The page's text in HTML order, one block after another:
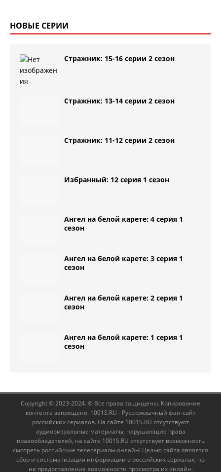
НОВЫЕ СЕРИИ
Стражник: 15-16 серии 2 сезон
Стражник: 13-14 серии 2 сезон
Стражник: 11-12 серии 2 сезон
Избранный: 12 серия 1 сезон
Ангел на белой карете: 4 серия 1
сезон
Ангел на белой карете: 3 серия 1
сезон
Ангел на белой карете: 2 серия 1
сезон
Ангел на белой карете: 1 серия 1
сезон
Copyright © 2023-2024. © Все права защищены. Копирование
контента запрещено. 1001S.RU - Русскоязычный фан-сайт
российских сериалов. На сайте 1001S.RU отсутствуют
аудиовизуальные материалы, нарушающие права
правообладателей, на сайте 1001S.RU отсутствует возможность
смотреть российские телесериалы онлайн! Целью сайта является
сбор и систематизация информации о российских сериалах, но
не предоставление возможности просмотра их онлайн.